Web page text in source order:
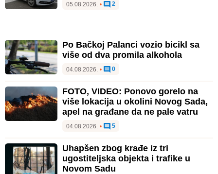
05.08.2026. • 2
Po Bačkoj Palanci vozio bicikl sa
više od dva promila alkohola
04.08.2026. • 0
FOTO, VIDEO: Ponovo gorelo na
više lokacija u okolini Novog Sada,
apel na građane da ne pale vatru
04.08.2026. • 5
Uhapšen zbog krađe iz tri
ugostiteljska objekta i trafike u
Novom Sadu